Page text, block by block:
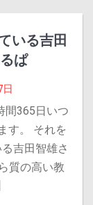
いる吉田
ぱ
日
間365日いつ
す。 それを
吉田智雄さ
質の高い教